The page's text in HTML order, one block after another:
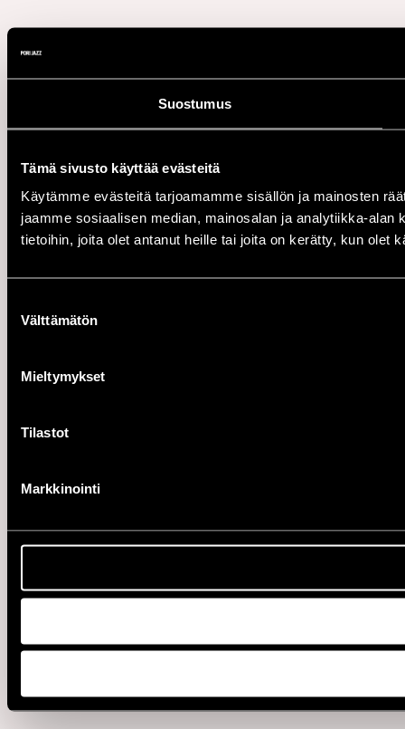
Suostumus
Tämä sivusto käyttää evästeitä
Käytämme evästeitä tarjoamamme sisällön ja mainosten
jaamme sosiaalisen median, mainosalan ja analytiikka-
tietoihin, joita olet antanut heille tai joita on kerätty, kun olet
valinta
Välttämätön
Mieltymykset
Tilastot
Markkinointi